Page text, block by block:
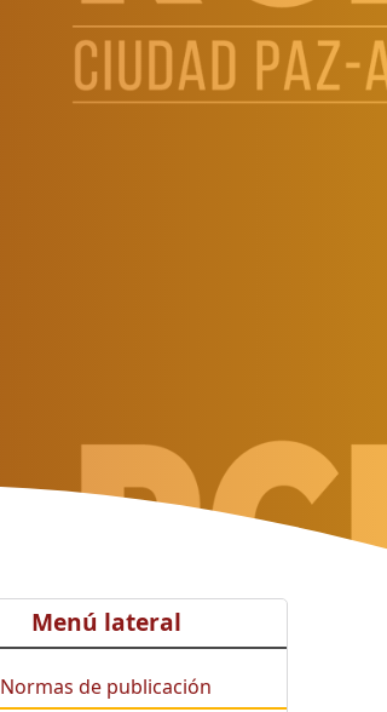
Menú lateral
Normas de publicación